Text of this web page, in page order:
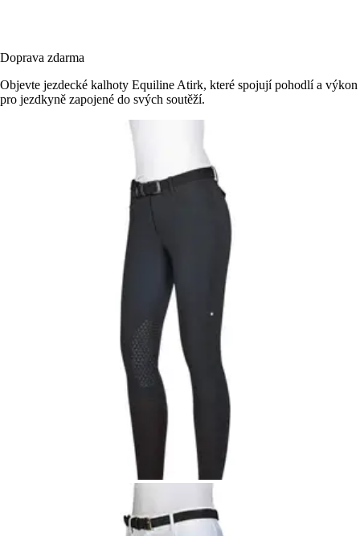
Doprava zdarma
Objevte jezdecké kalhoty Equiline Atirk, které spojují pohodlí a výkon
pro jezdkyně zapojené do svých soutěží.